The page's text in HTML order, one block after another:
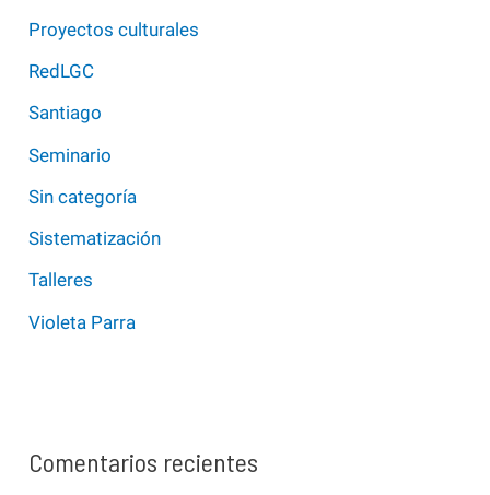
Proyectos culturales
RedLGC
Santiago
Seminario
Sin categoría
Sistematización
Talleres
Violeta Parra
Comentarios recientes